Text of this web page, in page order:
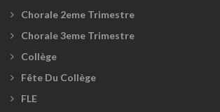
Chorale 2eme Trimestre
Chorale 3eme Trimestre
Collège
Fête Du Collège
FLE